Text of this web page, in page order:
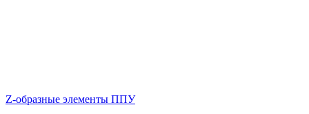
Z-образные элементы ППУ